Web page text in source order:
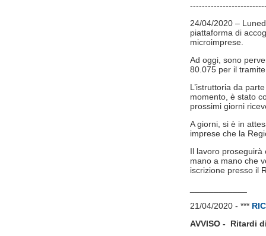
24/04/2020 –
piattaforma di
microimprese.
Ad oggi, sono
80.075 per il
L’istruttoria da
momento, è stato
prossimi giorni
A giorni, si è in
imprese che la
Il lavoro proseguirà
mano a mano che
iscrizione presso il
21/04/2020 - ***
AVVISO - Ritardi